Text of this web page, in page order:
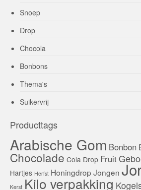
Snoep
Drop
Chocola
Bonbons
Thema's
Suikervrij
Producttags
Arabische Gom Bonbon
Chocolade Cola Drop Fruit
Hartjes Herfst Honingdrop Jongen
Kerst Kilo verpakking